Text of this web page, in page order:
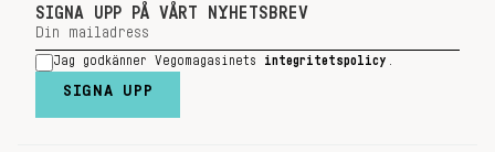
SIGNA UPP PÅ VÅRT NYHETSBREV
Jag godkänner Vegomagasinets integritetspolicy
SIGNA UPP